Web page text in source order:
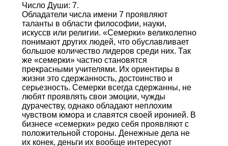
Число Души: 7.
Обладатели числа имени 7 проявляют
таланты в области философии, науки,
искуссв или религии. «Семерки» великолепно
понимают других людей, что обуславливает
большое количество лидеров среди них. Так
же «семерки» частно становятся
прекрасными учителями. Их ориентиры в
жизни это сдержанность, достоинство и
серьезность. Семерки всегда сдержанны, не
любят проявлять свои эмоции, чужды
дурачеству, однако обладают неплохим
чувством юмора и славятся своей иронией. В
бизнесе «семерки» редко себя проявляют с
положительной стороны. Денежные дела не
их конек, деньги их вообще интересуют